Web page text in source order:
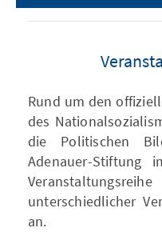
Rund um den
des
die Politischen
Adenauer-Stiftung
unterschiedlicher
an.